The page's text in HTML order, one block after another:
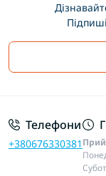
Телефони
+380676330381